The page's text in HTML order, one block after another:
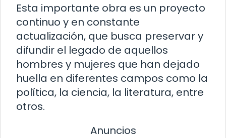
Esta importante obra es un proyecto
continuo y en constante
actualización, que busca preservar y
difundir el legado de aquellos
hombres y mujeres que han dejado
huella en diferentes campos como la
política, la ciencia, la literatura, entre
otros.
Anuncios